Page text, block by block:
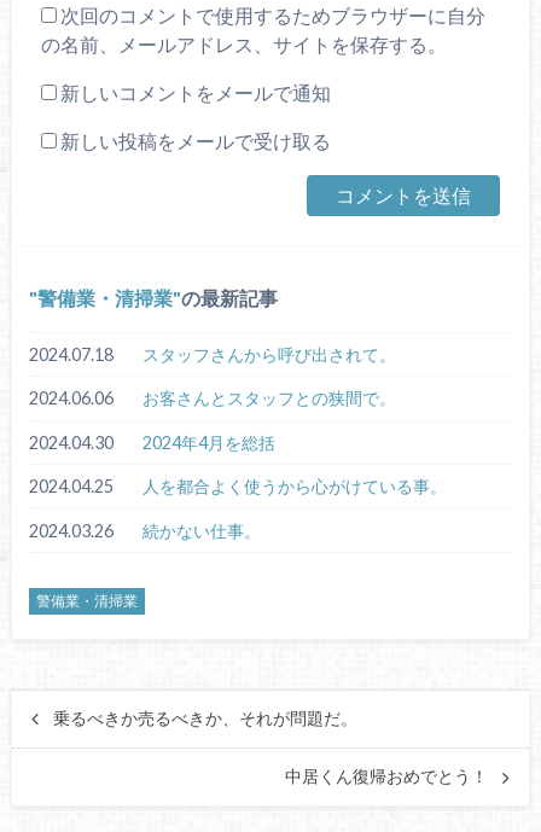
次回のコメントで使用するためブラウザーに自分
の名前、メールアドレス、サイトを保存する。
新しいコメントをメールで通知
新しい投稿をメールで受け取る
警備業・清掃業 の最新記事
2024.07.18 スタッフさんから呼び出されて。
2024.06.06 お客さんとスタッフとの狭間で。
2024.04.30 2024年4月を総括
2024.04.25 人を都合よく使うから心がけている事。
2024.03.26 続かない仕事。
警備業・清掃業
乗るべきか売るべきか、それが問題だ。
中居くん復帰おめでとう！